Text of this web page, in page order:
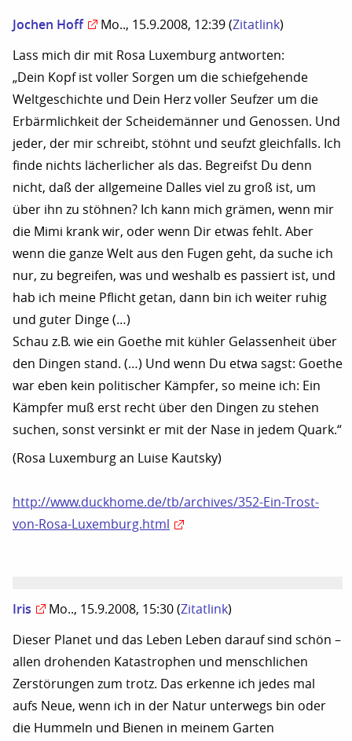
Jochen Hoff Mo.., 15.9.2008, 12:39 (Zitatlink)
Lass mich dir mit Rosa Luxemburg antworten:
„Dein Kopf ist voller Sorgen um die schiefgehende
Weltgeschichte und Dein Herz voller Seufzer um die
Erbärmlichkeit der Scheidemänner und Genossen. Und
jeder, der mir schreibt, stöhnt und seufzt gleichfalls. Ich
finde nichts lächerlicher als das. Begreifst Du denn
nicht, daß der allgemeine Dalles viel zu groß ist, um
über ihn zu stöhnen? Ich kann mich grämen, wenn mir
die Mimi krank wir, oder wenn Dir etwas fehlt. Aber
wenn die ganze Welt aus den Fugen geht, da suche ich
nur, zu begreifen, was und weshalb es passiert ist, und
hab ich meine Pflicht getan, dann bin ich weiter ruhig
und guter Dinge (…)
Schau z.B. wie ein Goethe mit kühler Gelassenheit über
den Dingen stand. (…) Und wenn Du etwa sagst: Goethe
war eben kein politischer Kämpfer, so meine ich: Ein
Kämpfer muß erst recht über den Dingen zu stehen
suchen, sonst versinkt er mit der Nase in jedem Quark.“
(Rosa Luxemburg an Luise Kautsky)
http://www.duckhome.de/tb/archives/352-Ein-Trost-
von-Rosa-Luxemburg.html
Iris Mo.., 15.9.2008, 15:30 (Zitatlink)
Dieser Planet und das Leben Leben darauf sind schön –
allen drohenden Katastrophen und menschlichen
Zerstörungen zum trotz. Das erkenne ich jedes mal
aufs Neue, wenn ich in der Natur unterwegs bin oder
die Hummeln und Bienen in meinem Garten